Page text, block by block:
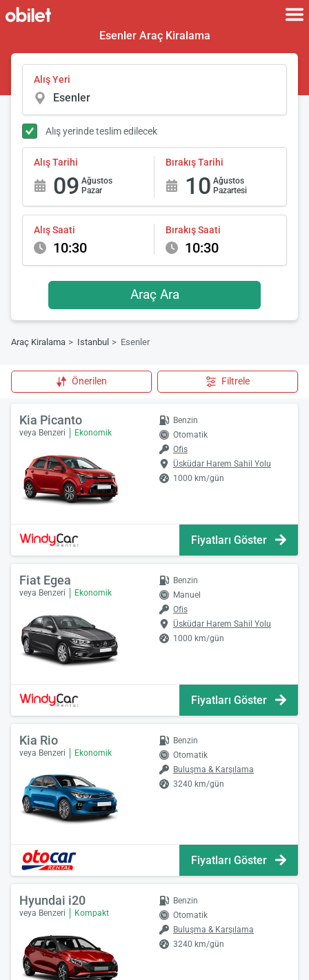
Esenler Araç Kiralama
Alış Yeri
Alış yerinde teslim edilecek
Alış Tarihi
09 Ağustos
Pazar
Bırakış Tarihi
10 Ağustos
Pazartesi
Alış Saati
10:30
Bırakış Saati
10:30
Araç Ara
Araç Kiralama Istanbul Esenler
Önerilen Filtrele
Kia Picanto
veya Benzeri Ekonomik
Benzin
Otomatik
Ofis
Üsküdar Harem Sahil Yolu
1000 km/gün
Fiyatları Göster
Fiat Egea
veya Benzeri Ekonomik
Benzin
Manuel
Ofis
Üsküdar Harem Sahil Yolu
1000 km/gün
Fiyatları Göster
Kia Rio
veya Benzeri Ekonomik
Benzin
Otomatik
Buluşma & Karşılama
3240 km/gün
Fiyatları Göster
Hyundai i20
veya Benzeri Kompakt
Benzin
Otomatik
Buluşma & Karşılama
3240 km/gün